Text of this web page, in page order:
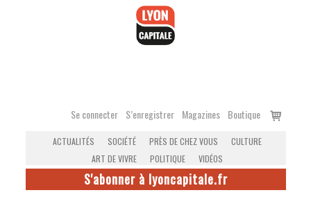
Se connecter S’enregistrer Magazines Boutique
Voir
ACTUALITÉS SOCIÉTÉ PRÈS DE CHEZ VOUS
CULTURE
ART DE VIVRE
POLITIQUE VIDÉOS
S'abonner à lyoncapitale.fr